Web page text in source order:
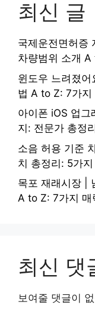
최신 글
국제운전면허증
차량범위 소개
윈도우 느려졌
법 A to Z: 7가지
아이폰 iOS 업
지: 전문가 총정리
소음 허용 기준
치 총정리: 5가
목포 재래시장 |
A to Z: 7가지 매
최신 댓
보여줄 댓글이